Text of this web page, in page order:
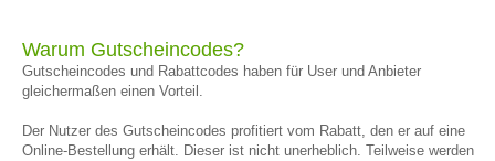
Warum Gutscheincodes?
Gutscheincodes und Rabattcodes haben für User und Anbieter
gleichermaßen einen Vorteil.
Der Nutzer des Gutscheincodes profitiert vom Rabatt, den er auf eine
Online-Bestellung erhält. Dieser ist nicht unerheblich. Teilweise werden